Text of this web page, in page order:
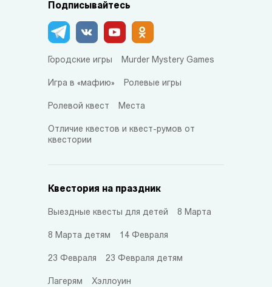
Подписывайтесь
Городские игры Murder Mystery Games
Игра в «мафию» Ролевые игры
Ролевой квест Места
Отличие квестов и квест-румов от
квестории
Квестория на праздник
Выездные квесты для детей 8 Марта
8 Марта детям 14 Февраля
23 Февраля 23 Февраля детям
Лагерям Хэллоуин